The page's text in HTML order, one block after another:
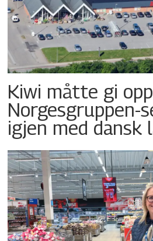
Kiwi måtte gi
Norgesgruppen-
igjen med dansk